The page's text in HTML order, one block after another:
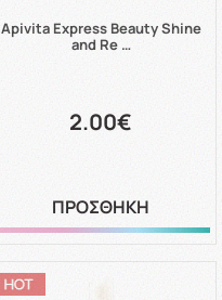
Apivita Express Beauty Shine
and Re …
2.00€
ΠΡΟΣΘΗΚΗ